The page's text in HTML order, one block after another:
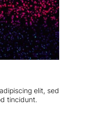
elit, sed
tincidunt.